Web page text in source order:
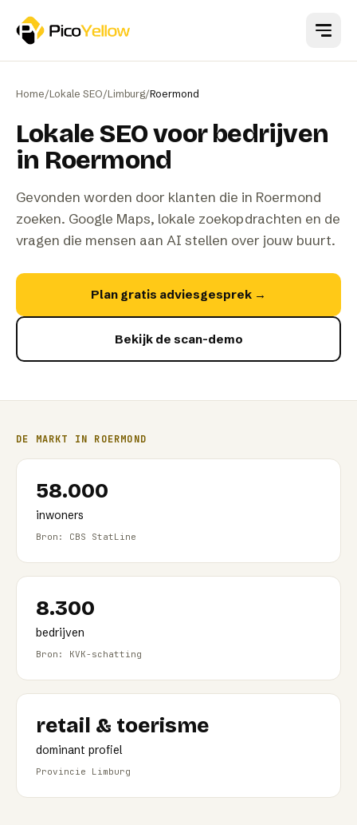
Home/Lokale SEO/Limburg/Roermond
Lokale SEO voor bedrijven
in Roermond
Gevonden worden door klanten die in Roermond
zoeken. Google Maps, lokale zoekopdrachten en de
vragen die mensen aan AI stellen over jouw buurt.
Plan gratis adviesgesprek →
Bekijk de scan-demo
DE MARKT IN ROERMOND
58.000
inwoners
Bron: CBS StatLine
8.300
bedrijven
Bron: KVK-schatting
retail & toerisme
dominant profiel
Provincie Limburg